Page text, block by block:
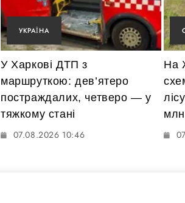
УКРАЇНА
У Харкові ДТП з
маршруткою: дев’ятеро
постраждалих, четверо — у
тяжкому стані
07.08.2026 10:46
На